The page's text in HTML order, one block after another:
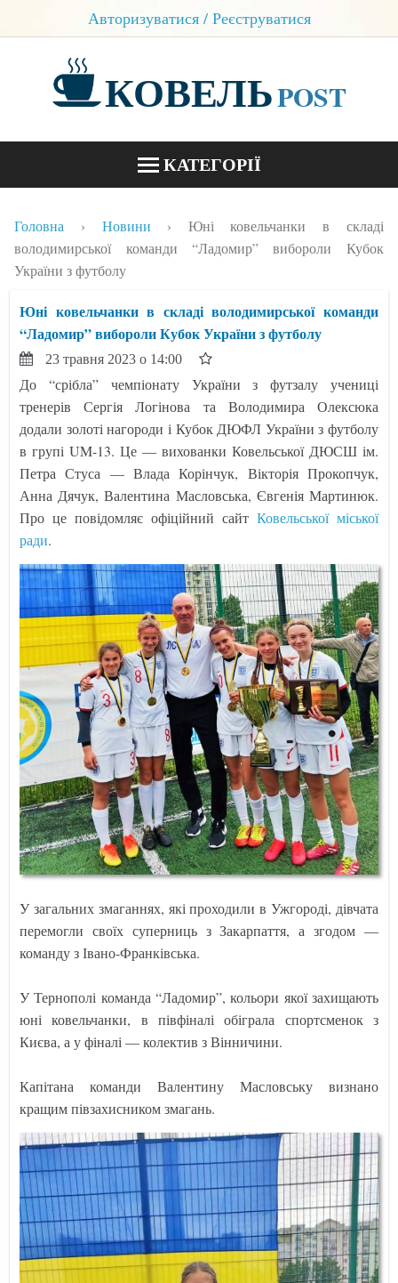
Авторизуватися / Реєструватися
КОВЕЛЬPOST
КАТЕГОРІЇ
БЛОГИ
Головна Новини
Юні ковельчанки в складі
володимирської команди “Ладомир” вибороли Кубок
України з футболу
Юні ковельчанки в складі володимирської команди
“Ладомир” вибороли Кубок України з футболу
23 травня 2023 о 14:00
До “срібла” чемпіонату України з футзалу учениці
тренерів Сергія Логінова та Володимира Олексюка
додали золоті нагороди і Кубок ДЮФЛ України з футболу
в групі UM-13. Це — вихованки Ковельської ДЮСШ ім.
Петра Стуса — Влада Корінчук, Вікторія Прокопчук,
Анна Дячук, Валентина Масловська, Євгенія Мартинюк.
Про це повідомляє офіційний сайт Ковельської міської
ради.
У загальних змаганнях, які проходили в Ужгороді, дівчата
перемогли своїх суперниць з Закарпаття, а згодом —
команду з Івано-Франківська.
У Тернополі команда “Ладомир”, кольори якої захищають
юні ковельчанки, в півфіналі обіграла спортсменок з
Києва, а у фіналі — колектив з Вінничини.
Капітана команди Валентину Масловську визнано
кращим півзахисником змагань.